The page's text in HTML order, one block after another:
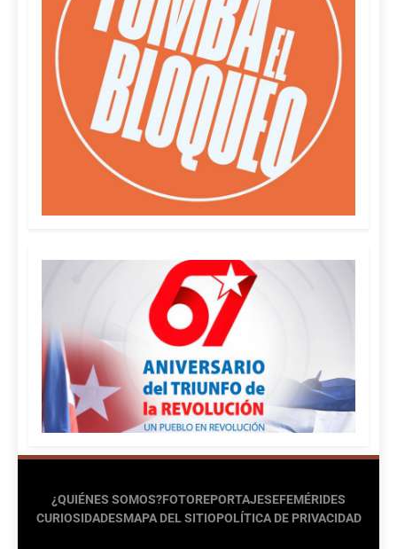
¿QUIÉNES SOMOS?FOTOREPORTAJESEFEMÉRIDES
CURIOSIDADESMAPA DEL SITIOPOLÍTICA DE PRIVACIDAD